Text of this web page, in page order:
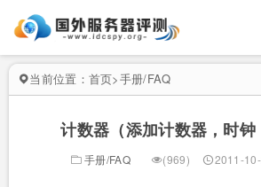
当前位置： 首页>手册/FAQ
计数器（添加计数器，时钟
手册/FAQ (969) 2011-